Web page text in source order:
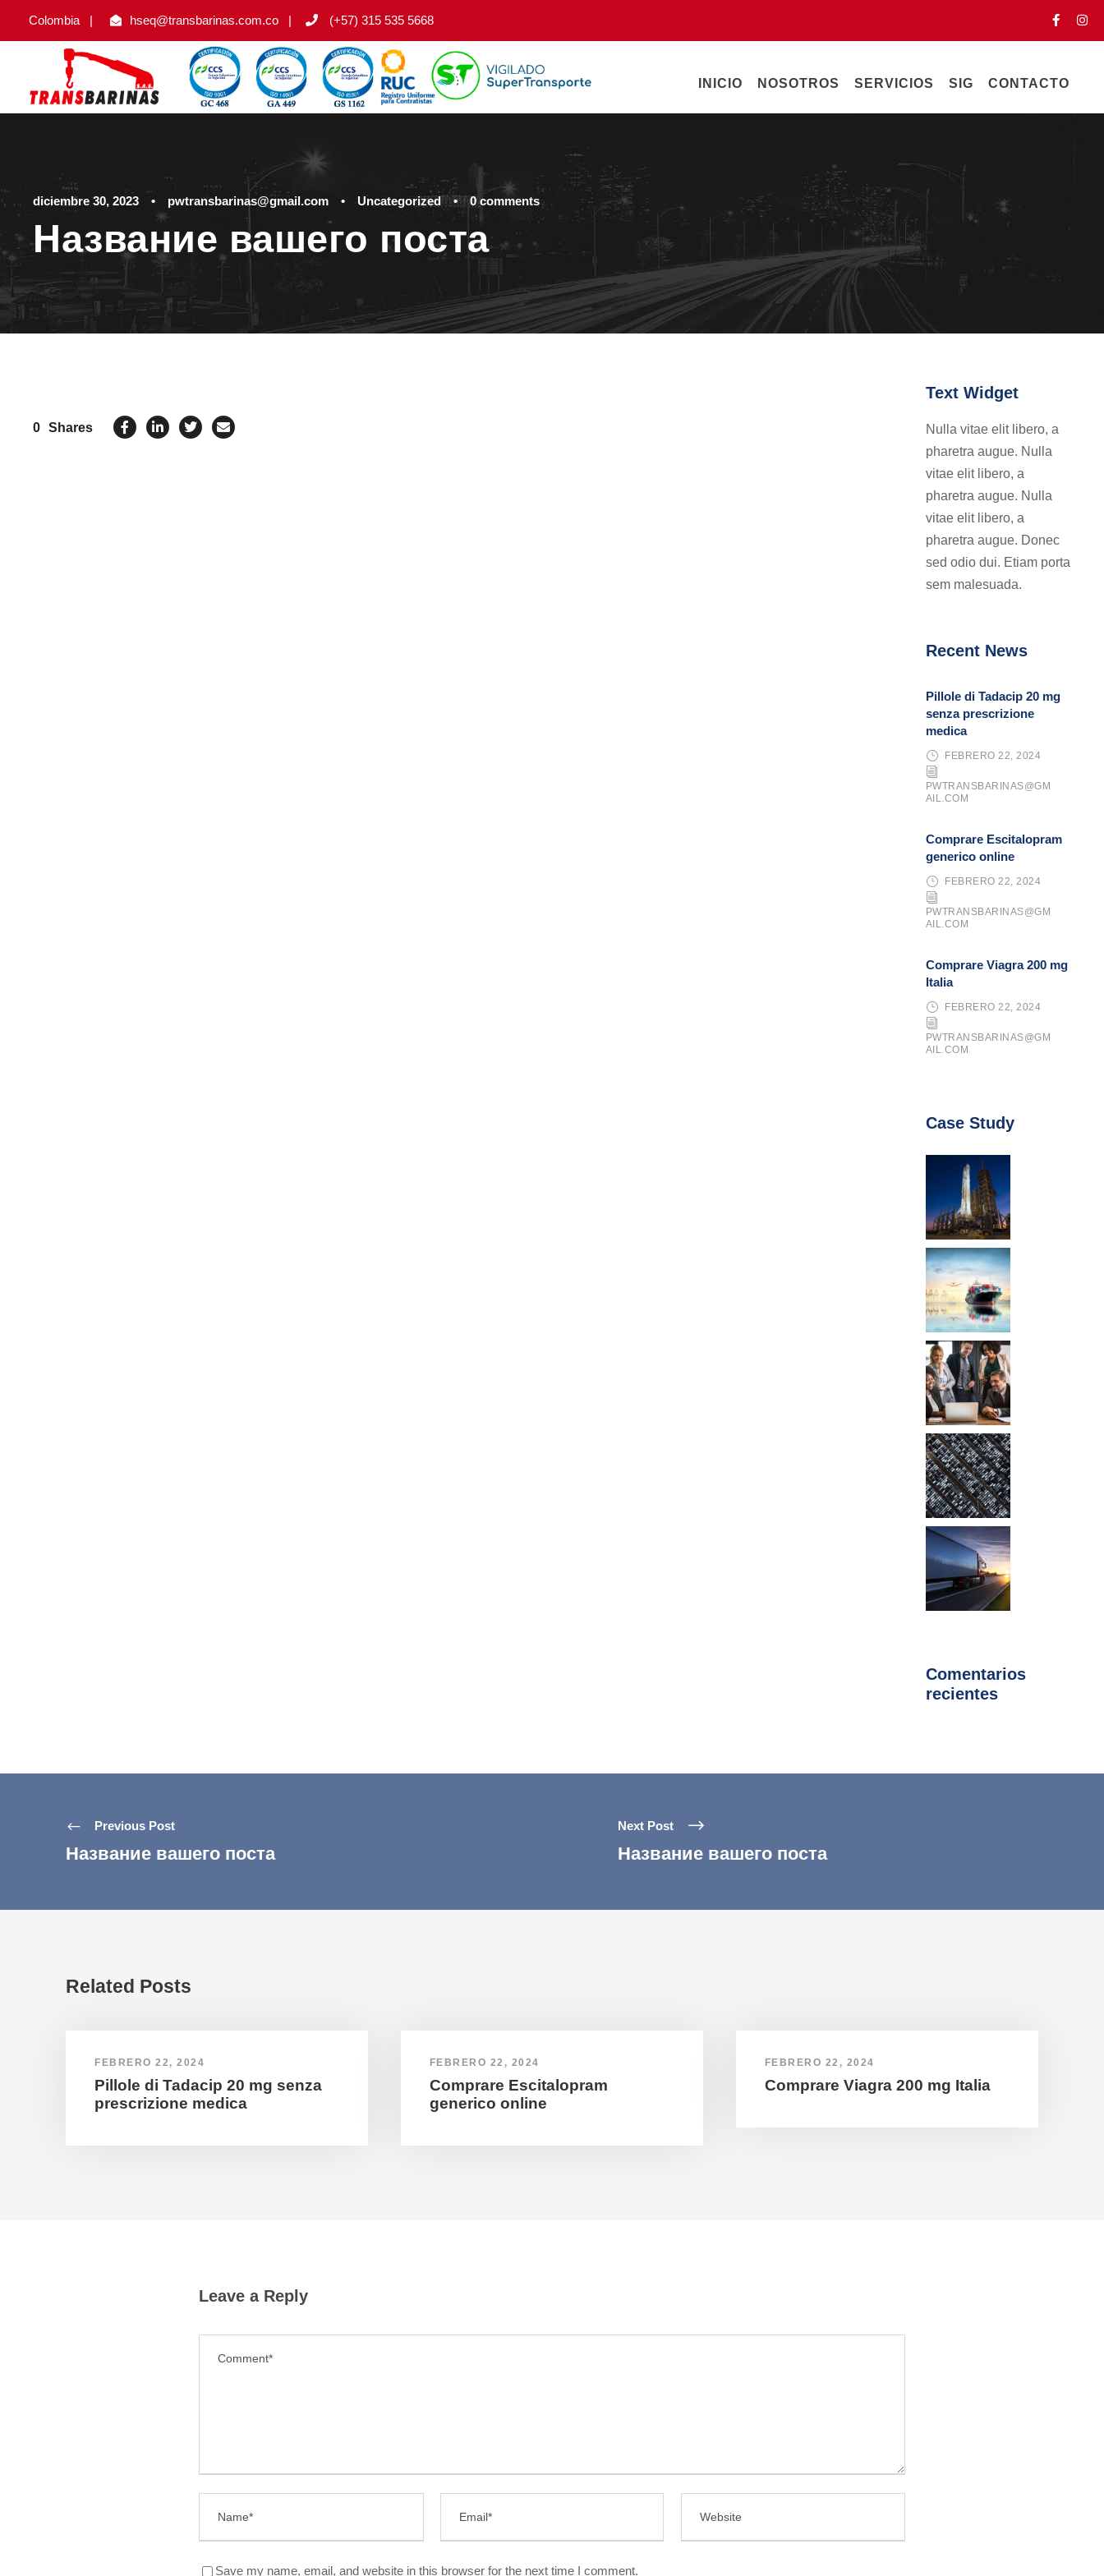
Colombia | hseq@transbarinas.com.co | (+57) 315 535 5668
INICIO NOSOTROS SERVICIOS SIG CONTACTO
diciembre 30, 2023 • pwtransbarinas@gmail.com • Uncategorized • 0 comments
Название вашего поста
0 Shares
Text Widget
Nulla vitae elit libero, a
pharetra augue. Nulla
vitae elit libero, a
pharetra augue. Nulla
vitae elit libero, a
pharetra augue. Donec
sed odio dui. Etiam porta
sem malesuada.
Recent News
Pillole di Tadacip 20 mg
senza prescrizione
medica
FEBRERO 22, 2024
PWTRANSBARINAS@GM
AIL.COM
Comprare Escitalopram
generico online
FEBRERO 22, 2024
PWTRANSBARINAS@GM
AIL.COM
Comprare Viagra 200 mg
Italia
FEBRERO 22, 2024
PWTRANSBARINAS@GM
AIL.COM
Case Study
Comentarios
recientes
Previous Post
Название вашего поста
Next Post
Название вашего поста
Related Posts
FEBRERO 22, 2024
Pillole di Tadacip 20 mg senza
prescrizione medica
FEBRERO 22, 2024
Comprare Escitalopram
generico online
FEBRERO 22, 2024
Comprare Viagra 200 mg Italia
Leave a Reply
Save my name, email, and website in this browser for the next time I comment.